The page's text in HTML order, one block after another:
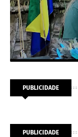
PUBLICIDADE
PUBLICIDADE